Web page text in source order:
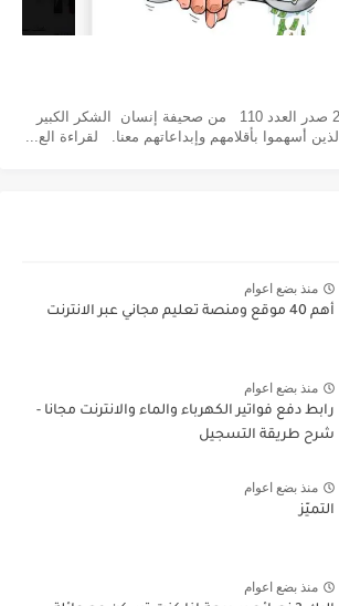
السبت 01 – 08 – 2026 صدر العدد 110 من صحيفة إنسان الشكر الكبير
أسهموا بأقلامهم وإبداعاتهم معنا. لقراءة الع...
منذ بضع اعوام
أهم 40 موقع ومنصة تعليم مجاني عبر الانترنت
منذ بضع اعوام
رابط دفع فواتير الكهرباء والماء والانترنت مجانا -
شرح طريقة التسجيل
منذ بضع اعوام
التميّز
منذ بضع اعوام